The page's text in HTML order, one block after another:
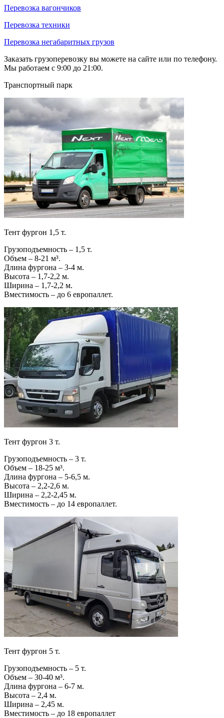
Перевозка вагончиков
Перевозка техники
Перевозка негабаритных грузов
Заказать грузоперевозку вы можете на сайте или по телефону.
Мы работаем с 9:00 до 21:00.
Транспортный парк
Тент фургон 1,5 т.
Грузоподъемность – 1,5 т.
Объем – 8-21 м³.
Длина фургона – 3-4 м.
Высота – 1,7-2,2 м.
Ширина – 1,7-2,2 м.
Вместимость – до 6 европаллет.
Тент фургон 3 т.
Грузоподъемность – 3 т.
Объем – 18-25 м³.
Длина фургона – 5-6,5 м.
Высота – 2,2-2,6 м.
Ширина – 2,2-2,45 м.
Вместимость – до 14 европаллет.
Тент фургон 5 т.
Грузоподъемность – 5 т.
Объем – 30-40 м³.
Длина фургона – 6-7 м.
Высота – 2,4 м.
Ширина – 2,45 м.
Вместимость – до 18 европаллет